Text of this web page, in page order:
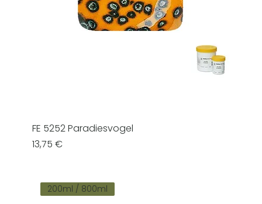
FE 5252 Paradiesvogel
Prezzo
13,75 €
200ml / 800ml